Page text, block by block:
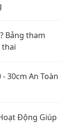
Bảng tham
30cm An Toàn
Động Giúp